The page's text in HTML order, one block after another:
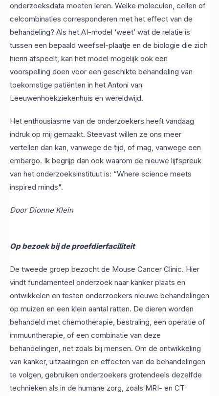
onderzoeksdata moeten leren. Welke moleculen, cellen of
celcombinaties corresponderen met het effect van de
behandeling? Als het AI-model ‘weet’ wat de relatie is
tussen een bepaald weefsel-plaatje en de biologie die zich
hierin afspeelt, kan het model mogelijk ook een
voorspelling doen voor een geschikte behandeling van
toekomstige patiënten in het Antoni van
Leeuwenhoekziekenhuis en wereldwijd.
Het enthousiasme van de onderzoekers heeft vandaag
indruk op mij gemaakt. Steevast willen ze ons meer
vertellen dan kan, vanwege de tijd, of mag, vanwege een
embargo. Ik begrijp dan ook waarom de nieuwe lijfspreuk
van het onderzoeksinstituut is: “Where science meets
inspired minds".
Door Dionne Klein
Op bezoek bij de proefdierfaciliteit
De tweede groep bezocht de Mouse Cancer Clinic. Hier
vindt fundamenteel onderzoek naar kanker plaats en
ontwikkelen en testen onderzoekers nieuwe behandelingen
op muizen en een klein aantal ratten. De dieren worden
behandeld met chemotherapie, bestraling, een operatie of
immuuntherapie, of een combinatie van deze
behandelingen, net zoals bij mensen. Om de ontwikkeling
van kanker, uitzaaiingen en effecten van de behandelingen
te volgen, gebruiken onderzoekers grotendeels dezelfde
technieken als in de humane zorg, zoals MRI- en CT-